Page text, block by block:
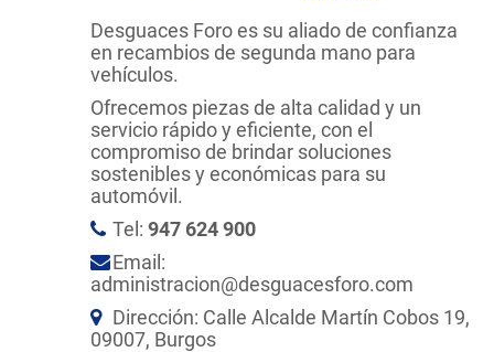
Desguaces Foro es su aliado de confianza
en recambios de segunda mano para
vehículos.
Ofrecemos piezas de alta calidad y un
servicio rápido y eficiente, con el
compromiso de brindar soluciones
sostenibles y económicas para su
automóvil.
Tel: 947 624 900
Email:
administracion@desguacesforo.com
Dirección: Calle Alcalde Martín Cobos 19,
09007, Burgos